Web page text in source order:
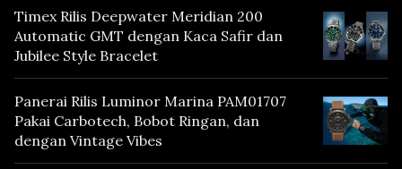
Timex Rilis Deepwater Meridian 200
Automatic GMT dengan Kaca Safir dan
Jubilee Style Bracelet
Panerai Rilis Luminor Marina PAM01707
Pakai Carbotech, Bobot Ringan, dan
dengan Vintage Vibes